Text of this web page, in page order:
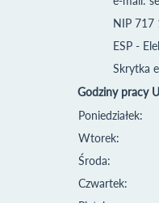
NIP 717
ESP -
Skrytka
Godziny pracy
Poniedziałek:
Wtorek:
Środa:
Czwartek: